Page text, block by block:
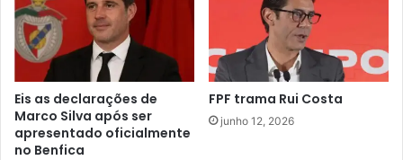
Eis as declarações de
Marco Silva após ser
apresentado oficialmente
no Benfica
FPF trama Rui Costa
junho 12, 2026